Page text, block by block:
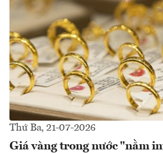
Thứ Ba, 21-07-2026
Giá vàng trong nước "nằm